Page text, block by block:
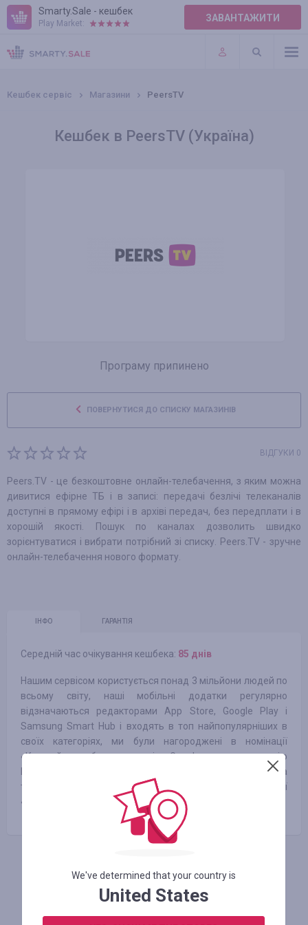
Smarty.Sale - кешбек
Play Market: ЗАВАНТАЖИТИ
ПРАВИЛА
ПЛАГІНИ
Кешбек сервіс Магазини PeersTV
Кешбек в PeersTV (Україна)
Програму припинено
ПОВЕРНУТИСЯ ДО СПИСКУ МАГАЗИНІВ
ВІДГУКИ 0
Peers.TV - це безкоштовне онлайн-телебачення, з яким можна
дивитися ефірне ТБ і в записі: передачі безлічі телеканалів
доступні в прямому ефірі і в архіві передач, без передплати і в
хорошій якості. Пошук по каналах дозволить швидко
зорієнтуватися і вибрати потрібний зі списку. Peers.TV - зручне
онлайн-телебачення нового формату.
ІНФО ГАРАНТІЯ
Середній час очікування кешбека: 85 днів
Нашим сервісом користується понад 3 мільйони людей по
всьому світу, наші мобільні додатки регулярно
відзначаються редакторами App Store, Google Play і
Samsung Smart Hub і входять в топ найпопулярніших в
своїх категоріях, ми були нагороджені в номінації
«Кращий розробник» компанією Google, вигравали премію
Рунета «Золотий додаток» (категорія «Відео і розваги»), а
також тричі були номінантами національної премії
«Велика цифра».
АВТОРИЗУЙТЕСЬ, ЩОБ ЗАЛИШИТИ ВІДГУК
We've determined that your country is
United States